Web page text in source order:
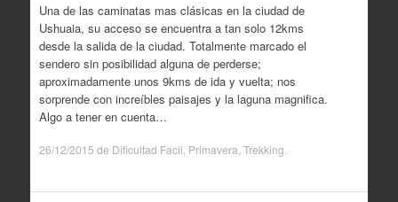
Una de las caminatas mas clásicas en la ciudad de
Ushuaia, su acceso se encuentra a tan solo 12kms
desde la salida de la ciudad. Totalmente marcado el
sendero sin posibilidad alguna de perderse;
aproximadamente unos 9kms de ida y vuelta; nos
sorprende con increíbles paisajes y la laguna magnifica.
Algo a tener en cuenta…
26/12/2015 de Dificultad Facil Primavera Trekking